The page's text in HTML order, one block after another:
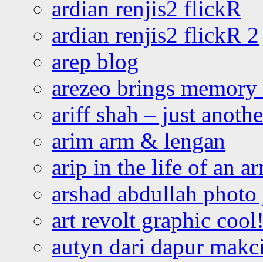
ardian renjis2 flickR
ardian renjis2 flickR 2
arep blog
arezeo brings
ariff shah – just
arim arm & lengan
arip in the life of an
arshad abdullah
art revolt graphic
autyn dari dapur